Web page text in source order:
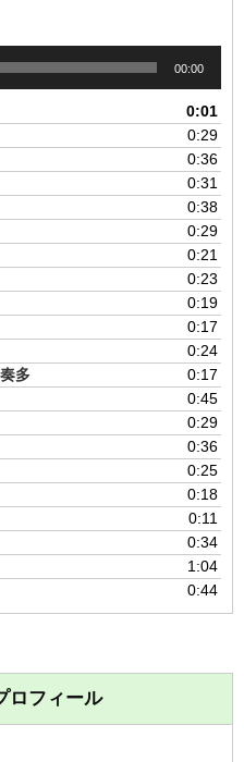
00:00
0:01
0:29
0:36
0:31
0:38
0:29
0:21
0:23
0:19
0:17
0:24
多
0:17
0:45
0:29
0:36
0:25
0:18
0:11
0:34
1:04
0:44
ロフィール